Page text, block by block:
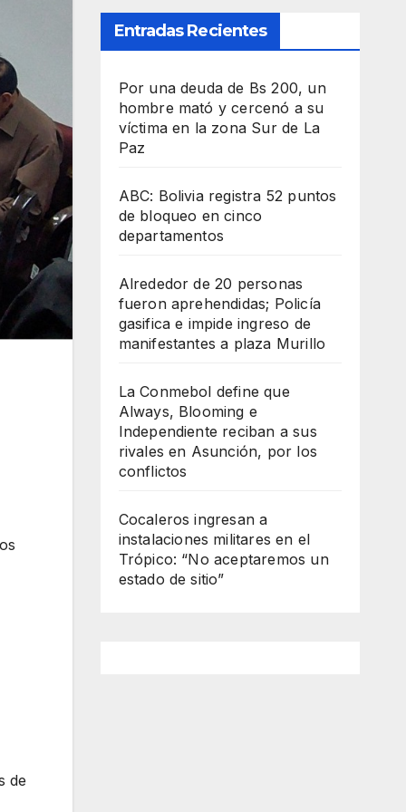
de
Entradas Recientes
Por una deuda de Bs 200, un
hombre mató y cercenó a su
víctima en la zona Sur de La
Paz
ABC: Bolivia registra 52 puntos
de bloqueo en cinco
departamentos
Alrededor de 20 personas
fueron aprehendidas; Policía
gasifica e impide ingreso de
manifestantes a plaza Murillo
La Conmebol define que
Always, Blooming e
Independiente reciban a sus
rivales en Asunción, por los
conflictos
Cocaleros ingresan a
instalaciones militares en el
Trópico: “No aceptaremos un
estado de sitio”